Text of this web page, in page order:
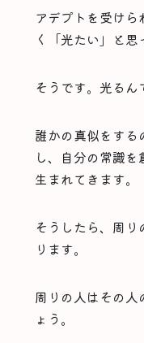
アデプトを受け
く「光たい」と思
そうです。光るん
誰かの真似をす
し、自分の常識
生まれてきます。
そうしたら、周
ります。
周りの人はその人
ょう。